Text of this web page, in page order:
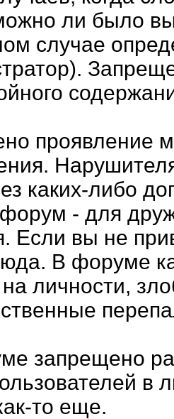
ли было
случае
проявление
каких-либо
- для
Если вы не
В форуме
личности,
запрещено
в
то еще.